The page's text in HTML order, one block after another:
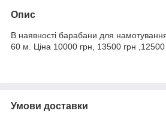
Опис
В наявності барабани для
60 м. Ціна 10000 грн, 13500 грн ,12500
Умови доставки